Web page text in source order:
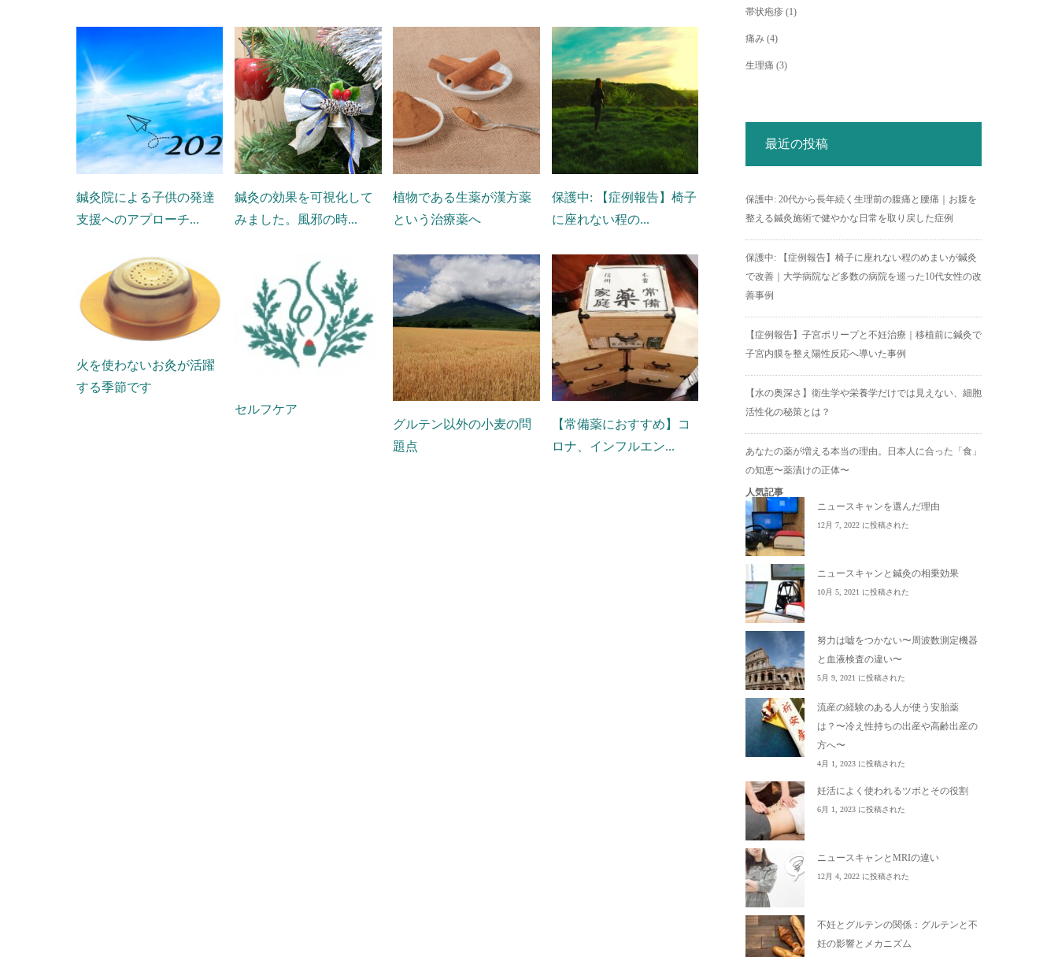
鍼灸院による子供の発達
支援へのアプローチ...
鍼灸の効果を可視化して
みました。風邪の時...
植物である生薬が漢方薬
という治療薬へ
保護中: 【症例報告】椅子
に座れない程の...
火を使わないお灸が活躍
する季節です
セルフケア
グルテン以外の小麦の問
題点
【常備薬におすすめ】コ
ロナ、インフルエン...
帯状疱疹 (1)
痛み (4)
生理痛 (3)
最近の投稿
保護中: 20代から長年続く生理前の腹痛と腰痛｜お腹を
整える鍼灸施術で健やかな日常を取り戻した症例
保護中: 【症例報告】椅子に座れない程のめまいが鍼灸
で改善｜大学病院など多数の病院を巡った10代女性の改
善事例
【症例報告】子宮ポリープと不妊治療｜移植前に鍼灸で
子宮内膜を整え陽性反応へ導いた事例
【水の奥深さ】衛生学や栄養学だけでは見えない、細胞
活性化の秘策とは？
あなたの薬が増える本当の理由。日本人に合った「食」
の知恵〜薬漬けの正体〜
人気記事
ニュースキャンを選んだ理由
12月 7, 2022 に投稿された
ニュースキャンと鍼灸の相乗効果
10月 5, 2021 に投稿された
努力は嘘をつかない〜周波数測定機器
と血液検査の違い〜
5月 9, 2021 に投稿された
流産の経験のある人が使う安胎薬
は？〜冷え性持ちの出産や高齢出産の
方へ〜
4月 1, 2023 に投稿された
妊活によく使われるツボとその役割
6月 1, 2023 に投稿された
ニュースキャンとMRIの違い
12月 4, 2022 に投稿された
不妊とグルテンの関係：グルテンと不
妊の影響とメカニズム